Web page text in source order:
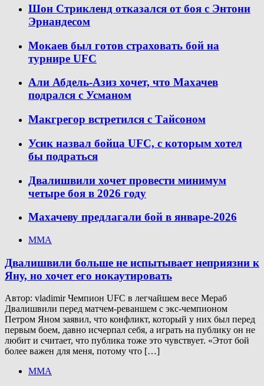
Шон Стрикленд отказался от боя с Энтони
Эрнандесом
Мокаев был готов страховать бой на
турнире UFC
Али Абдель-Азиз хочет, что Махачев
подрался с Усманом
Макгрегор встретился с Тайсоном
Усик назвал бойца UFC, с которым хотел
бы подраться
Двалишвили хочет провести минимум
четыре боя в 2026 году
Махачеву предлагали бой в январе-2026
ММА
Двалишвили больше не испытывает неприязни к
Яну, но хочет его нокаутировать
Автор: vladimir Чемпион UFC в легчайшем весе Мераб
Двалишвили перед матчем-реваншем с экс-чемпионом
Петром Яном заявил, что конфликт, который у них был перед
первым боем, давно исчерпал себя, а играть на публику он не
любит и считает, что публика тоже это чувствует. «Этот бой
более важен для меня, потому что […]
ММА